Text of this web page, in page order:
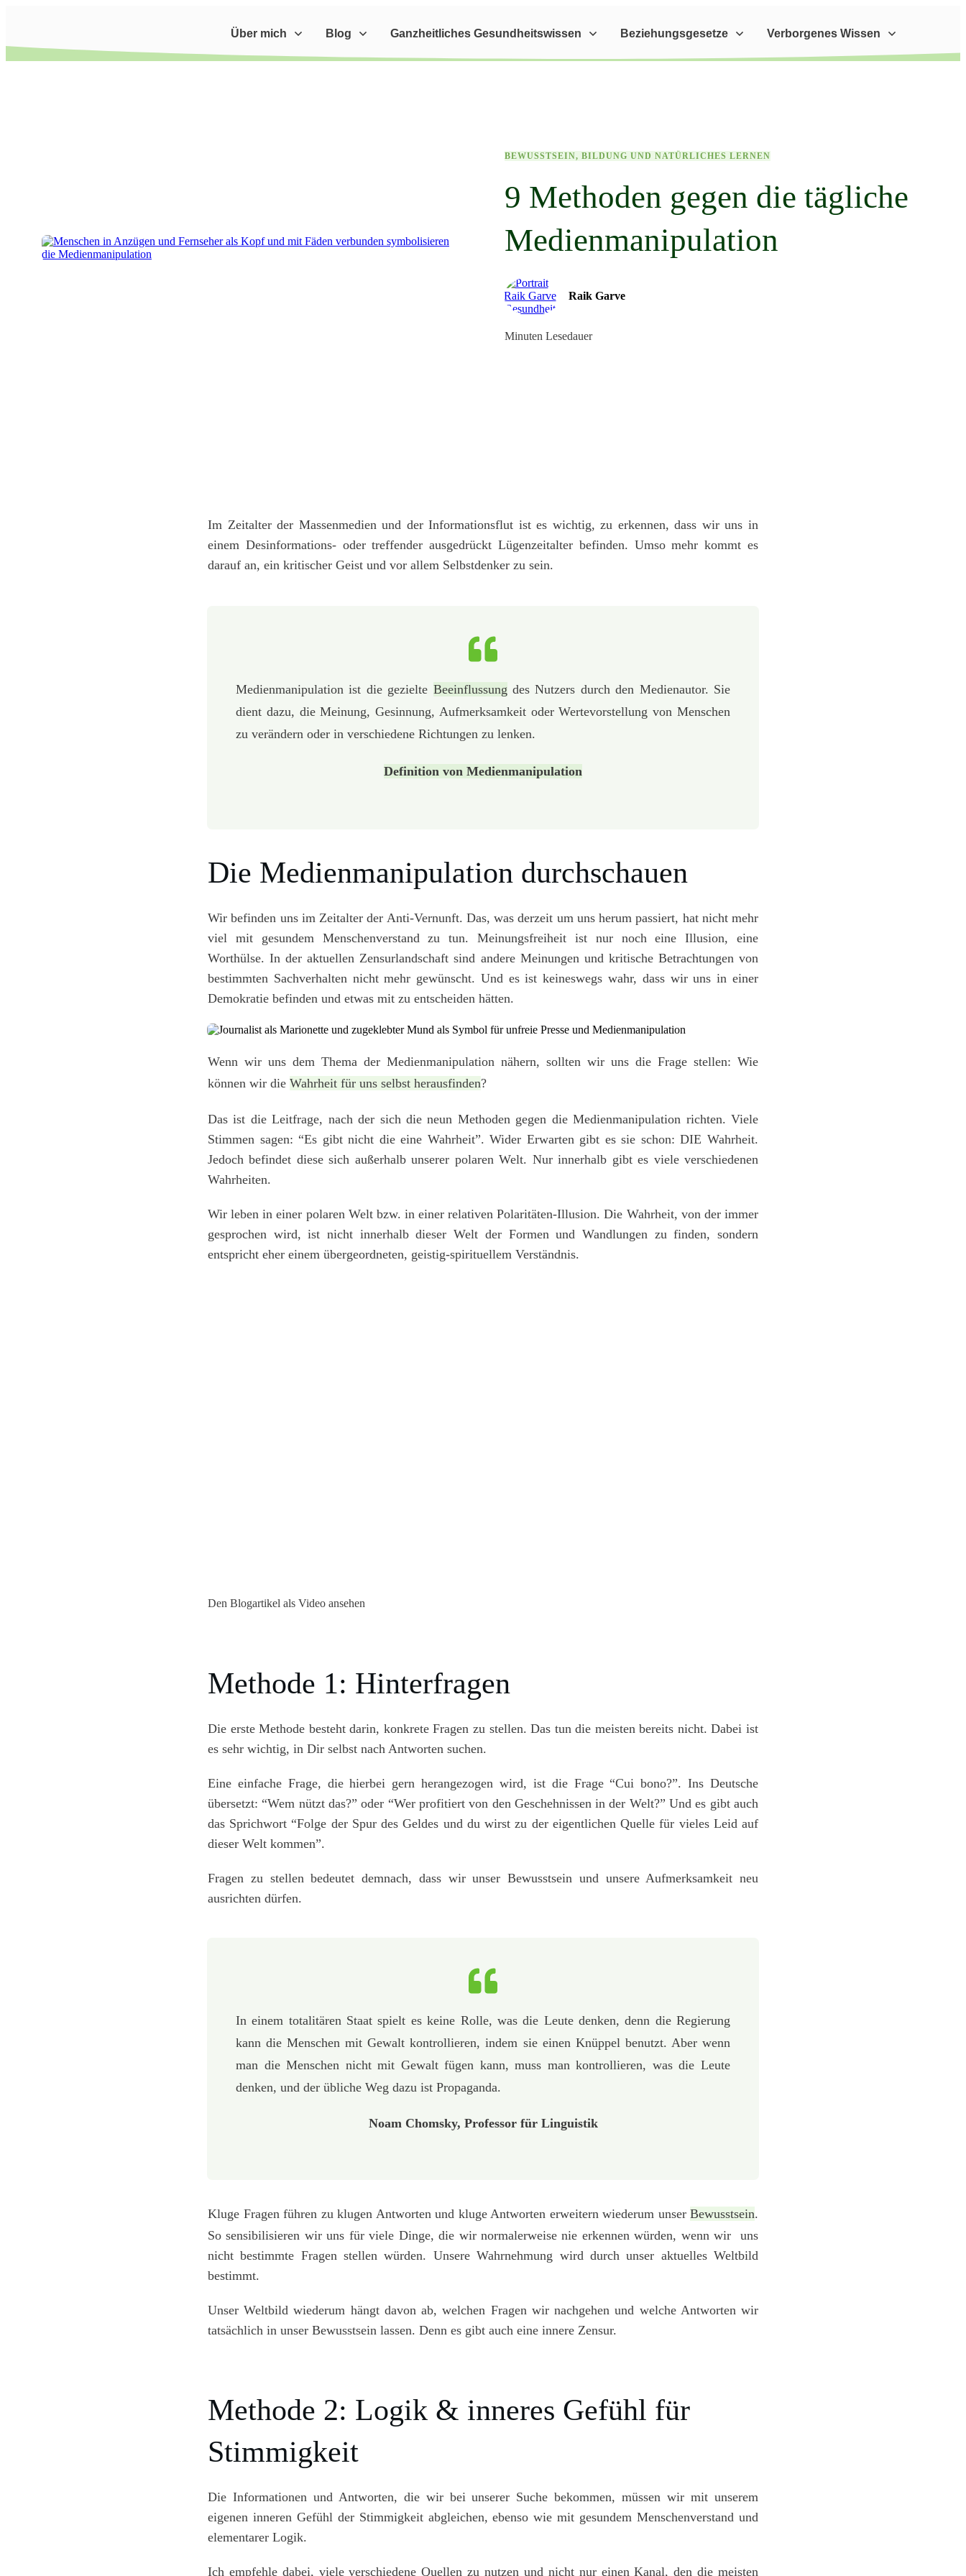
Über mich Blog Ganzheitliches Gesundheitswissen Beziehungsgesetze Verborgenes Wissen
BEWUSSTSEIN, BILDUNG UND NATÜRLICHES LERNEN
9 Methoden gegen die tägliche
Medienmanipulation
Raik Garve
Minuten Lesedauer
Im Zeitalter der Massenmedien und der Informationsflut ist es wichtig, zu erkennen, dass wir uns in
einem Desinformations- oder treffender ausgedrückt Lügenzeitalter befinden. Umso mehr kommt es
darauf an, ein kritischer Geist und vor allem Selbstdenker zu sein.
Medienmanipulation ist die gezielte Beeinflussung des Nutzers durch den Medienautor. Sie
dient dazu, die Meinung, Gesinnung, Aufmerksamkeit oder Wertevorstellung von Menschen
zu verändern oder in verschiedene Richtungen zu lenken.
Definition von Medienmanipulation
Die Medienmanipulation durchschauen
Wir befinden uns im Zeitalter der Anti-Vernunft. Das, was derzeit um uns herum passiert, hat nicht mehr
viel mit gesundem Menschenverstand zu tun. Meinungsfreiheit ist nur noch eine Illusion, eine
Worthülse. In der aktuellen Zensurlandschaft sind andere Meinungen und kritische Betrachtungen von
bestimmten Sachverhalten nicht mehr gewünscht. Und es ist keineswegs wahr, dass wir uns in einer
Demokratie befinden und etwas mit zu entscheiden hätten.
Wenn wir uns dem Thema der Medienmanipulation nähern, sollten wir uns die Frage stellen: Wie
können wir die Wahrheit für uns selbst herausfinden?
Das ist die Leitfrage, nach der sich die neun Methoden gegen die Medienmanipulation richten. Viele
Stimmen sagen: “Es gibt nicht die eine Wahrheit”. Wider Erwarten gibt es sie schon: DIE Wahrheit.
Jedoch befindet diese sich außerhalb unserer polaren Welt. Nur innerhalb gibt es viele verschiedenen
Wahrheiten.
Wir leben in einer polaren Welt bzw. in einer relativen Polaritäten-Illusion. Die Wahrheit, von der immer
gesprochen wird, ist nicht innerhalb dieser Welt der Formen und Wandlungen zu finden, sondern
entspricht eher einem übergeordneten, geistig-spirituellem Verständnis.
Den Blogartikel als Video ansehen
Methode 1: Hinterfragen
Die erste Methode besteht darin, konkrete Fragen zu stellen. Das tun die meisten bereits nicht. Dabei ist
es sehr wichtig, in Dir selbst nach Antworten suchen.
Eine einfache Frage, die hierbei gern herangezogen wird, ist die Frage “Cui bono?”. Ins Deutsche
übersetzt: “Wem nützt das?” oder “Wer profitiert von den Geschehnissen in der Welt?” Und es gibt auch
das Sprichwort “Folge der Spur des Geldes und du wirst zu der eigentlichen Quelle für vieles Leid auf
dieser Welt kommen”.
Fragen zu stellen bedeutet demnach, dass wir unser Bewusstsein und unsere Aufmerksamkeit neu
ausrichten dürfen.
In einem totalitären Staat spielt es keine Rolle, was die Leute denken, denn die Regierung
kann die Menschen mit Gewalt kontrollieren, indem sie einen Knüppel benutzt. Aber wenn
man die Menschen nicht mit Gewalt fügen kann, muss man kontrollieren, was die Leute
denken, und der übliche Weg dazu ist Propaganda.
Noam Chomsky, Professor für Linguistik
Kluge Fragen führen zu klugen Antworten und kluge Antworten erweitern wiederum unser Bewusstsein.
So sensibilisieren wir uns für viele Dinge, die wir normalerweise nie erkennen würden, wenn wir uns
nicht bestimmte Fragen stellen würden. Unsere Wahrnehmung wird durch unser aktuelles Weltbild
bestimmt.
Unser Weltbild wiederum hängt davon ab, welchen Fragen wir nachgehen und welche Antworten wir
tatsächlich in unser Bewusstsein lassen. Denn es gibt auch eine innere Zensur.
Methode 2: Logik & inneres Gefühl für
Stimmigkeit
Die Informationen und Antworten, die wir bei unserer Suche bekommen, müssen wir mit unserem
eigenen inneren Gefühl der Stimmigkeit abgleichen, ebenso wie mit gesundem Menschenverstand und
elementarer Logik.
Ich empfehle dabei, viele verschiedene Quellen zu nutzen und nicht nur einen Kanal, den die meisten